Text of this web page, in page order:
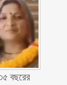
বছরের